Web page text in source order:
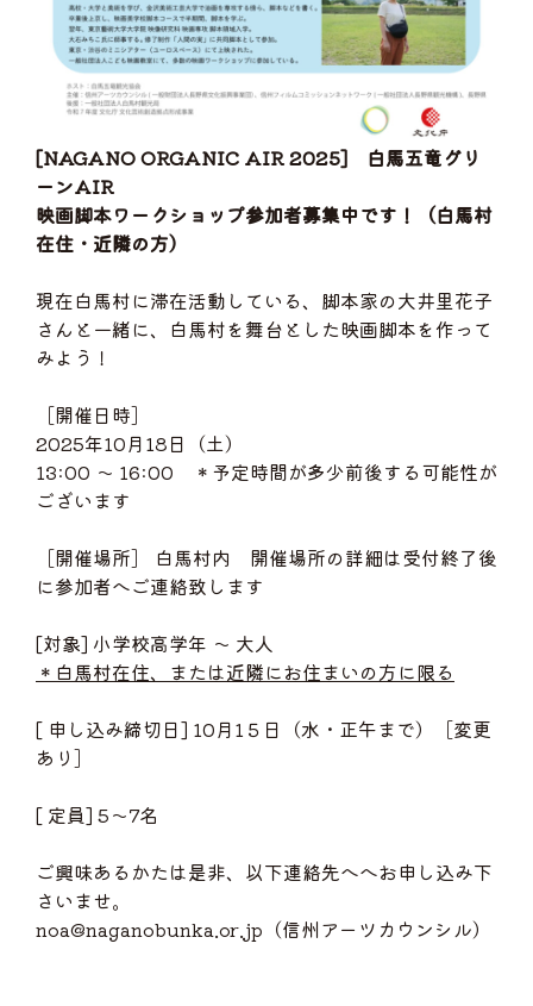
[NAGANO ORGANIC AIR 2025] 白馬五竜グリ
ーンAIR
映画脚本ワークショップ参加者募集中です！（白馬村
在住・近隣の方）
現在白馬村に滞在活動している、脚本家の大井里花子
さんと一緒に、白馬村を舞台とした映画脚本を作って
みよう！
［開催日時］
2025年10月18日（土）
13:00 ～ 16:00 ＊予定時間が多少前後する可能性が
ございます
［開催場所］ 白馬村内 開催場所の詳細は受付終了後
に参加者へご連絡致します
[対象] 小学校高学年 ～ 大人
＊白馬村在住、または近隣にお住まいの方に限る
[ 申し込み締切日] 10月1５日（水・正午まで）［変更
あり］
[ 定員] 5～7名
ご興味あるかたは是非、以下連絡先へへお申し込み下
さいませ。
noa@naganobunka.or.jp（信州アーツカウンシル）